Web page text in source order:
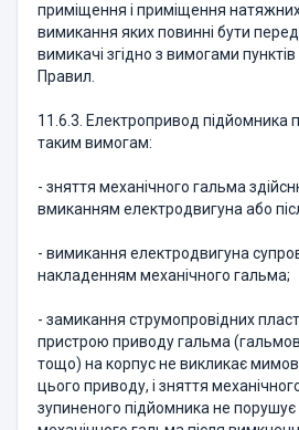
приміщення і приміщення
вимикання яких повинні бути
вимикачі згідно з вимогами
Правил.
11.6.3. Електропривод підйомника
таким вимогам:
- зняття механічного гальма
вмиканням електродвигуна або
- вимикання електродвигуна
накладенням механічного гальма;
- замикання струмопровідних
пристрою приводу гальма
тощо) на корпус не викликає
цього приводу, і зняття
зупиненого підйомника не